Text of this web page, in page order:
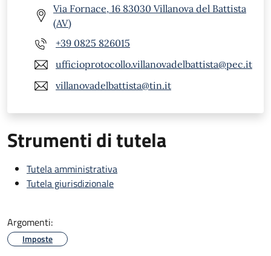
Via Fornace, 16 83030 Villanova del Battista
(AV)
+39 0825 826015
ufficioprotocollo.villanovadelbattista@pec.it
villanovadelbattista@tin.it
Strumenti di tutela
Tutela amministrativa
Tutela giurisdizionale
Argomenti:
Imposte